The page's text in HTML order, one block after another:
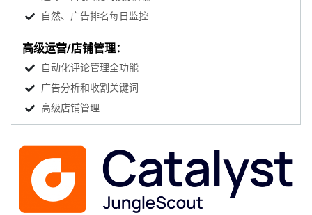
自然、广告排名每日监控
高级运营/店铺管理：
自动化评论管理全功能
广告分析和收割关键词
高级店铺管理